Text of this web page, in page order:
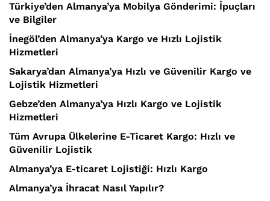
Türkiye’den Almanya’ya Mobilya Gönderimi: İpuçları
ve Bilgiler
İnegöl’den Almanya’ya Kargo ve Hızlı Lojistik
Hizmetleri
Sakarya’dan Almanya’ya Hızlı ve Güvenilir Kargo ve
Lojistik Hizmetleri
Gebze’den Almanya’ya Hızlı Kargo ve Lojistik
Hizmetleri
Tüm Avrupa Ülkelerine E-Ticaret Kargo: Hızlı ve
Güvenilir Lojistik
Almanya’ya E-ticaret Lojistiği: Hızlı Kargo
Almanya’ya İhracat Nasıl Yapılır?